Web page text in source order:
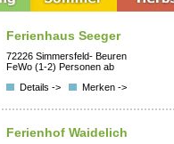
Ferienhaus Seeger
72226 Simmersfeld- Beuren
FeWo (1-2) Personen ab
Details ->
Merken ->
Ferienhof Waidelich